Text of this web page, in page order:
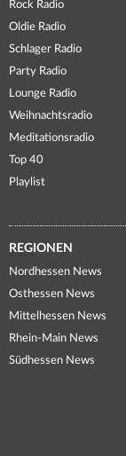
Rock Radio
Oldie Radio
Schlager Radio
Party Radio
Lounge Radio
Weihnachtsradio
Meditationsradio
Top 40
Playlist
REGIONEN
Nordhessen News
Osthessen News
Mittelhessen News
Rhein-Main News
Südhessen News